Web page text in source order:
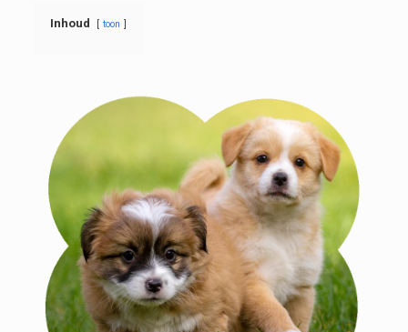
Inhoud toon